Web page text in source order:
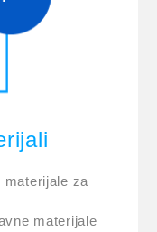
materijale za
materijale